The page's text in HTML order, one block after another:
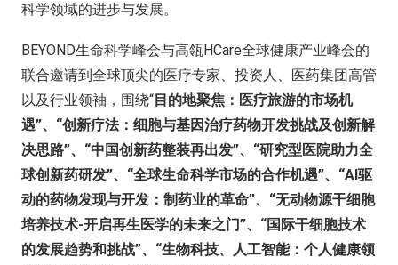
科学领域的进步与发展。
BEYOND生命科学峰会与高瓴HCare全球健康产业峰会的
联合邀请到全球顶尖的医疗专家、投资人、医药集团高管
以及行业领袖，围绕“目的地聚焦：医疗旅游的市场机
遇”、“创新疗法：细胞与基因治疗药物开发挑战及创新解
决思路”、“中国创新药整装再出发”、“研究型医院助力全
球创新药研发”、“全球生命科学市场的合作机遇”、“AI驱
动的药物发现与开发：制药业的革命”、“无动物源干细胞
培养技术-开启再生医学的未来之门”、“国际干细胞技术
的发展趋势和挑战”、“生物科技、人工智能：个人健康领